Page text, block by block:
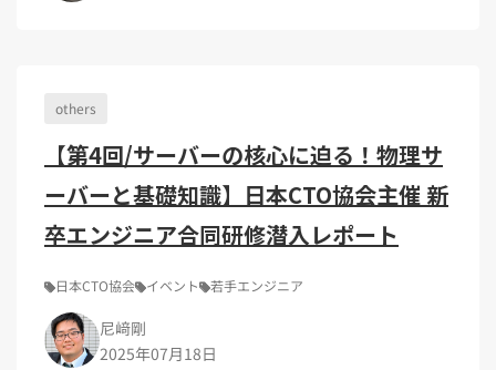
others
【第4回/サーバーの核心に迫る！物理サ
ーバーと基礎知識】日本CTO協会主催 新
卒エンジニア合同研修潜入レポート
日本CTO協会 イベント 若手エンジニア
尼﨑剛
2025年07月18日